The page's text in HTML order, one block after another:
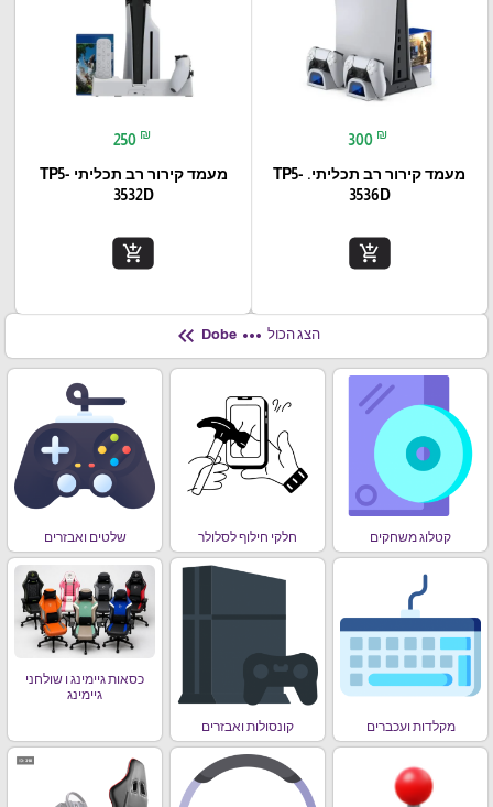
300 ₪
מעמד קירור רב תכליתי. TP5-
3536D
add_shopping_cart
250 ₪
מעמד קירור רב תכליתי TP5-
3532D
add_shopping_cart
הצג הכול more_horiz
keyboard_double_arrow_left
קטלוג משחקים חלקי חילוף לסלולר שלטים ואבזרים
מקלדות ועכברים קונסולות ואבזרים
כסאות גיימינג ו שולחני
גיימינג